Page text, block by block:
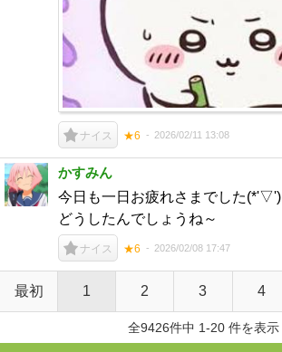
ナイス ★6 2026/02/11 13:08
かすみん
今日も一日お疲れさまでした(*'▽')
どうしたんでしょうね～
ナイス ★6 2026/02/08 17:47
最初 1 2 3 4
全9426件中 1-20 件を表示